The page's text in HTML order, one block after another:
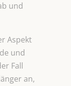
und
Aspekt
und
Fall
an,